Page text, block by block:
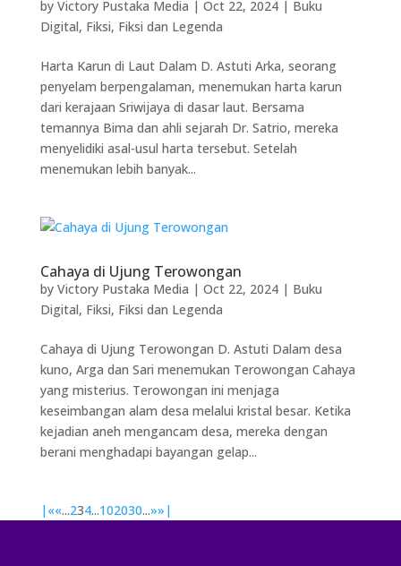
by Victory Pustaka Media | Oct 22, 2024| Buku
Digital, Fiksi, Fiksi dan Legenda
Harta Karun di Laut Dalam D. Astuti Arka, seorang
penyelam berpengalaman, menemukan harta karun
dari kerajaan Sriwijaya di dasar laut. Bersama
temannya Bima dan ahli sejarah Dr. Satrio, mereka
menyelidiki asal-usul harta tersebut. Setelah
menemukan lebih banyak...
Cahaya di Ujung Terowongan
by Victory Pustaka Media | Oct 22, 2024| Buku
Digital, Fiksi, Fiksi dan Legenda
Cahaya di Ujung Terowongan D. Astuti Dalam desa
kuno, Arga dan Sari menemukan Terowongan Cahaya
yang misterius. Terowongan ini menjaga
keseimbangan alam desa melalui kristal besar. Ketika
kejadian aneh mengancam desa, mereka dengan
berani menghadapi bayangan gelap...
|««...234...102030...»»|